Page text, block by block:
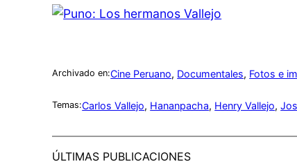
Archivado en:Cine Peruano, Documentales, Fotos e
Temas:Carlos Vallejo, Hananpacha, Henry Vallejo,
ÚLTIMAS PUBLICACIONES